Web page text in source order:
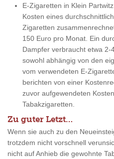
E-Zigaretten in Klein
Kosten eines
Zigaretten
150 Euro pro Monat. Ein
Dampfer verbraucht etwa 2-
sowohl abhängig von den
vom verwendeten E-
berichten von einer
zuvor aufgewendeten
Tabakzigaretten.
Zu guter Letzt…
Wenn sie auch zu den
trotzdem nicht vorschnell
nicht auf Anhieb die gewohnte